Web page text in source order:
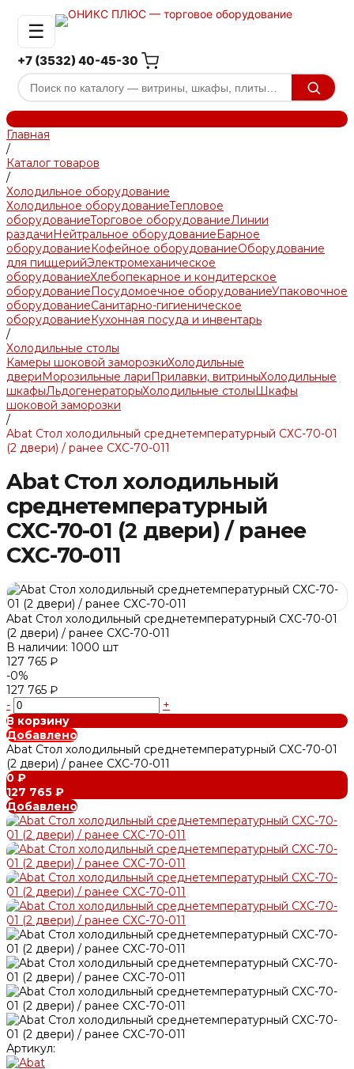
☰
+7 (3532) 40-45-30
Главная
/
Каталог товаров
/
Холодильное оборудование
Холодильное оборудованиеТепловое
оборудованиеТорговое оборудованиеЛинии
раздачиНейтральное оборудованиеБарное
оборудованиеКофейное оборудованиеОборудование
для пиццерийЭлектромеханическое
оборудованиеХлебопекарное и кондитерское
оборудованиеПосудомоечное оборудованиеУпаковочное
оборудованиеСанитарно-гигиеническое
оборудованиеКухонная посуда и инвентарь
/
Холодильные столы
Камеры шоковой заморозкиХолодильные
двериМорозильные лариПрилавки, витриныХолодильные
шкафыЛьдогенераторыХолодильные столыШкафы
шоковой заморозки
/
Abat Стол холодильный среднетемпературный СХС-70-01
(2 двери) / ранее СХС-70-011
Abat Стол холодильный
среднетемпературный
СХС-70-01 (2 двери) / ранее
СХС-70-011
Abat Стол холодильный среднетемпературный СХС-70-01
(2 двери) / ранее СХС-70-011
В наличии: 1000 шт
127 765 ₽
-0%
127 765 ₽
-
+
В корзину
Добавлено
Abat Стол холодильный среднетемпературный СХС-70-01
(2 двери) / ранее СХС-70-011
0 ₽
127 765 ₽
Добавлено
Артикул: